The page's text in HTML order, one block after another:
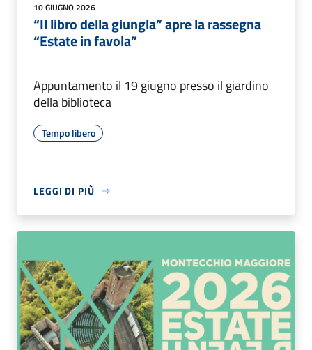
10 GIUGNO 2026
“Il libro della giungla” apre la rassegna
“Estate in favola”
Appuntamento il 19 giugno presso il giardino
della biblioteca
Tempo libero
LEGGI DI PIÙ